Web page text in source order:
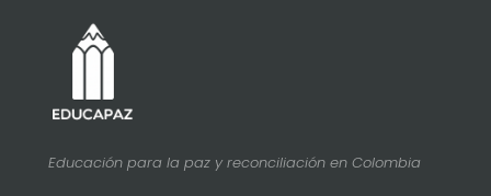
Educación para la paz y reconciliación en Colombia